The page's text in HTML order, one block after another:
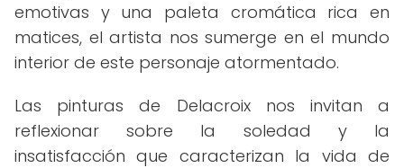
emotivas y una paleta cromática rica en
matices, el artista nos sumerge en el mundo
interior de este personaje atormentado.
Las pinturas de Delacroix nos invitan a
reflexionar sobre la soledad y la
insatisfacción que caracterizan la vida de